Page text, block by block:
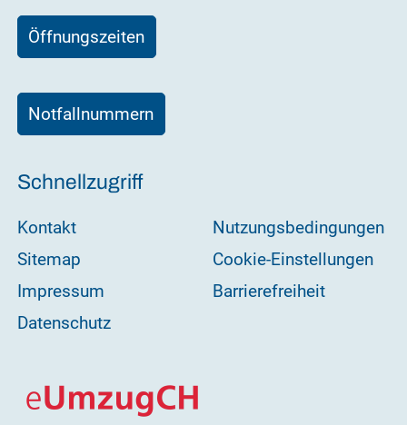
Öffnungszeiten
Notfallnummern
Schnellzugriff
Kontakt
Sitemap
Impressum
Datenschutz
Nutzungsbedingungen
Cookie-Einstellungen
Barrierefreiheit